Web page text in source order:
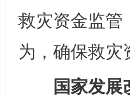
救灾资金监管
为，确保救灾
国家发展改